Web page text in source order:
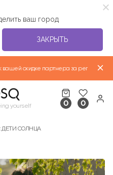
ваш город
ЗАКРЫТЬ
партнера за регистрацию на
2026"
yourself 0 0
ДЕТИ СОЛНЦА